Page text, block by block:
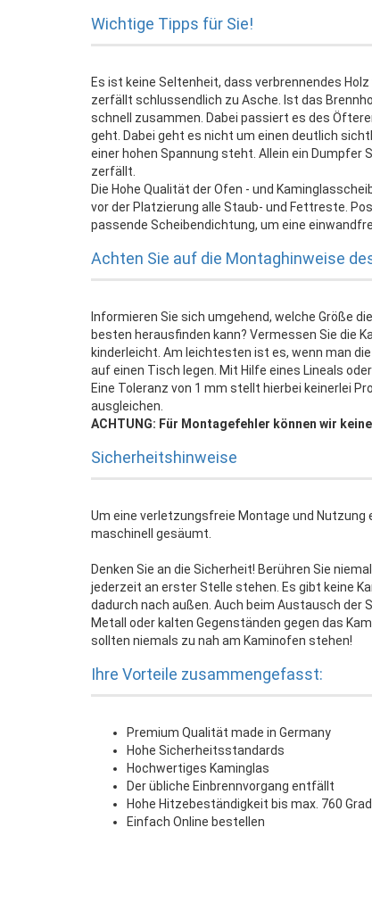
Wichtige Tipps für Sie!
Es ist keine Seltenheit, dass verbrennendes
zerfällt schlussendlich zu Asche. Ist das
schnell zusammen. Dabei passiert es des
geht. Dabei geht es nicht um einen deutlich
einer hohen Spannung steht. Allein ein Dumpfer
zerfällt.
Die Hohe Qualität der Ofen - und
vor der Platzierung alle Staub- und Fettreste.
passende Scheibendichtung, um eine
Achten Sie auf die Montaghinweise
Informieren Sie sich umgehend, welche Größe
besten herausfinden kann? Vermessen Sie die
kinderleicht. Am leichtesten ist es, wenn man
auf einen Tisch legen. Mit Hilfe eines Lineals
Eine Toleranz von 1 mm stellt hierbei keinerlei
ausgleichen.
ACHTUNG: Für Montagefehler können wir
Sicherheitshinweise
Um eine verletzungsfreie Montage und
maschinell gesäumt.
Denken Sie an die Sicherheit! Berühren Sie
jederzeit an erster Stelle stehen. Es gibt keine
dadurch nach außen. Auch beim Austausch der
Metall oder kalten Gegenständen gegen das
sollten niemals zu nah am Kaminofen stehen!
Ihre Vorteile zusammengefasst:
Premium Qualität made in Germany
Hohe Sicherheitsstandards
Hochwertiges Kaminglas
Der übliche Einbrennvorgang entfällt
Hohe Hitzebeständigkeit bis max. 760 Grad
Einfach Online bestellen